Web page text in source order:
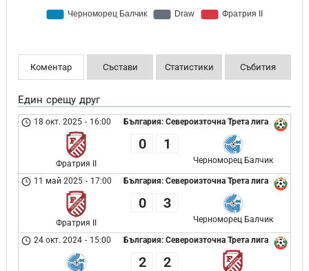
Коментар Състави Статистики Събития
Един срещу друг
България: Североизточна Трета лига
18 окт. 2025 - 16:00
Фратрия II
0 1
Черноморец Балчик
България: Североизточна Трета лига
11 май 2025 - 17:00
Фратрия II
0 3
Черноморец Балчик
България: Североизточна Трета лига
24 окт. 2024 - 15:00
2 2